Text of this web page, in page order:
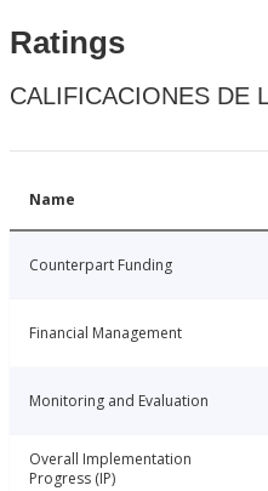
Ratings
CALIFICACIONES DE
Name
Counterpart Funding
Financial Management
Monitoring and Evaluation
Overall Implementation
Progress (IP)